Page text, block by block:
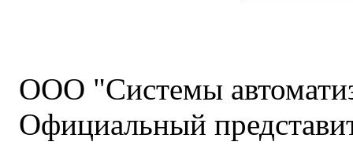
ООО "Системы
Официальный